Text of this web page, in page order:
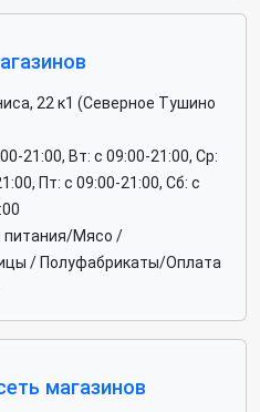
22 к1 (Северное Тушино
21:00, Вт: c 09:00-21:00, Ср:
Пт: c 09:00-21:00, Сб: c
питания/Мясо /
/ Полуфабрикаты/Оплата
магазинов